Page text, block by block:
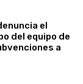
el
del equipo de
a